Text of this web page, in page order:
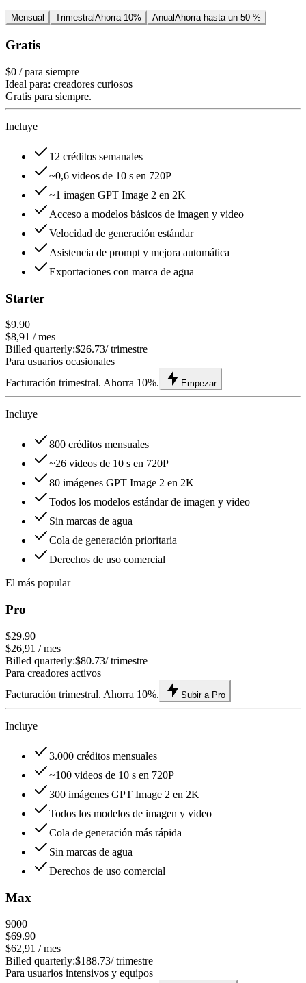
Mensual TrimestralAhorra 10% AnualAhorra hasta un 50 %
Gratis
$0 / para siempre
Ideal para: creadores curiosos
Gratis para siempre.
Incluye
12 créditos semanales
~0,6 videos de 10 s en 720P
~1 imagen GPT Image 2 en 2K
Acceso a modelos básicos de imagen y video
Velocidad de generación estándar
Asistencia de prompt y mejora automática
Exportaciones con marca de agua
Starter
$9.90
$8,91 / mes
Billed quarterly:$26.73/ trimestre
Para usuarios ocasionales
Facturación trimestral. Ahorra 10%.
Empezar
Incluye
800 créditos mensuales
~26 videos de 10 s en 720P
80 imágenes GPT Image 2 en 2K
Todos los modelos estándar de imagen y video
Sin marcas de agua
Cola de generación prioritaria
Derechos de uso comercial
El más popular
Pro
$29.90
$26,91 / mes
Billed quarterly:$80.73/ trimestre
Para creadores activos
Facturación trimestral. Ahorra 10%.
Subir a Pro
Incluye
3.000 créditos mensuales
~100 videos de 10 s en 720P
300 imágenes GPT Image 2 en 2K
Todos los modelos de imagen y video
Cola de generación más rápida
Sin marcas de agua
Derechos de uso comercial
Max
9000
$69.90
$62,91 / mes
Billed quarterly:$188.73/ trimestre
Para usuarios intensivos y equipos